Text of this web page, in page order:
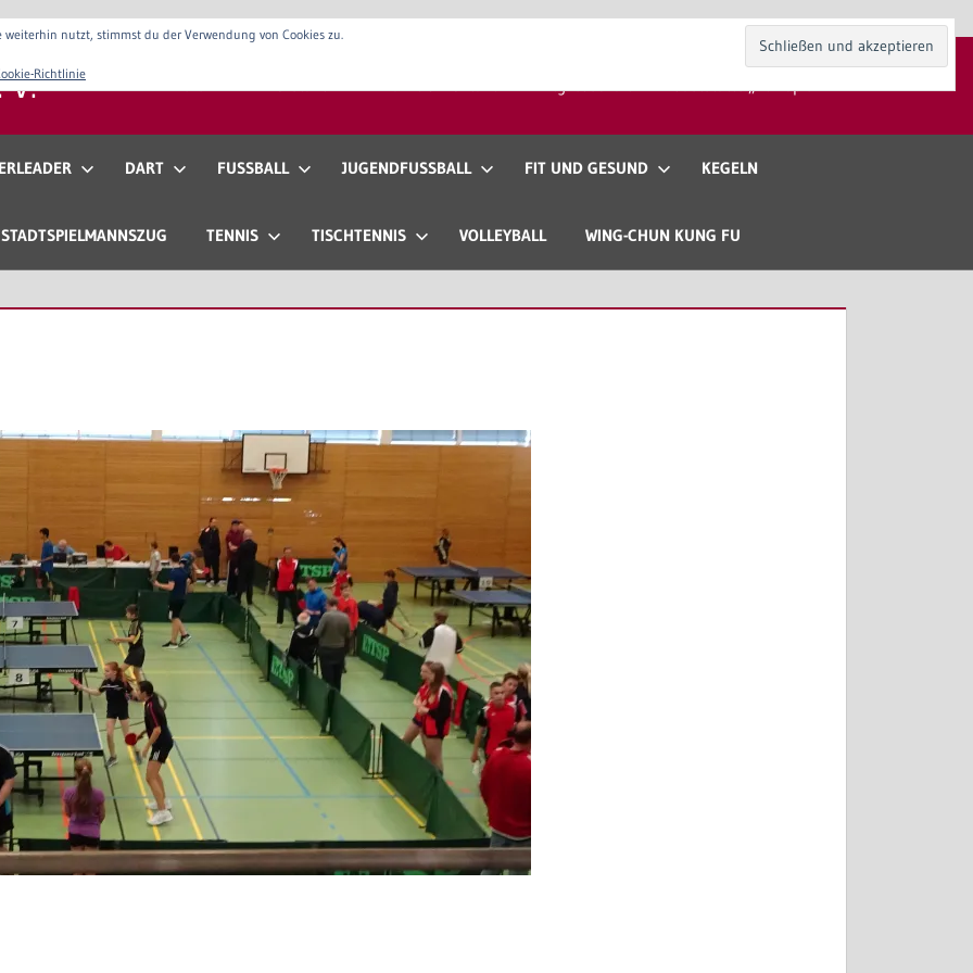
Verein Vorstand Anfahrt & Kontakt Mitgliedschaft Gaststätte „Zur Spieli“
DART FUSSBALL JUGENDFUSSBALL FIT UND GESUND KEGELN
STADTSPIELMANNSZUG TENNIS TISCHTENNIS VOLLEYBALL WING-CHUN KUNG FU
weiterhin nutzt, stimmst du der Verwendung von Cookies zu.
Richtlinie